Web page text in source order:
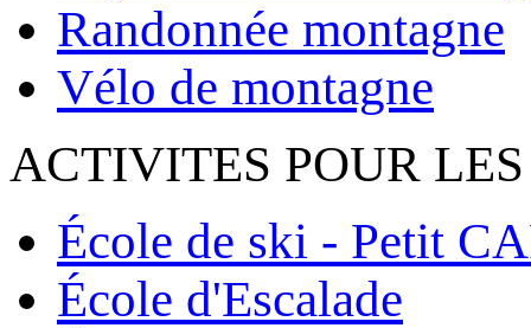
Randonnée montagne
Vélo de montagne
ACTIVITES POUR
École de ski - Petit
École d'Escalade